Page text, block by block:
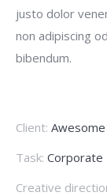
justo dolor
non adipiscing
bibendum.
Client:
Task:
Creative